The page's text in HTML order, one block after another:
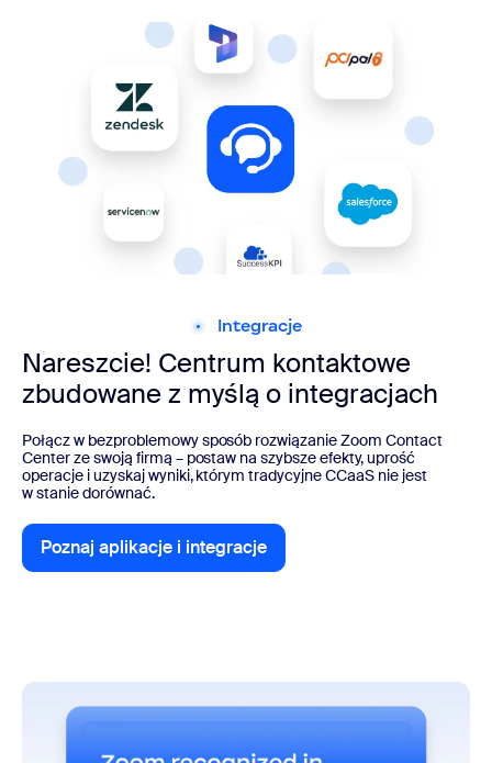
Integracje
Nareszcie! Centrum kontaktowe
zbudowane z myślą o integracjach
Połącz w bezproblemowy sposób rozwiązanie Zoom Contact
Center ze swoją firmą – postaw na szybsze efekty, uprość
operacje i uzyskaj wyniki, którym tradycyjne CCaaS nie jest
w stanie dorównać.
Poznaj aplikacje i integracje
Poznaj aplikacje i integracje